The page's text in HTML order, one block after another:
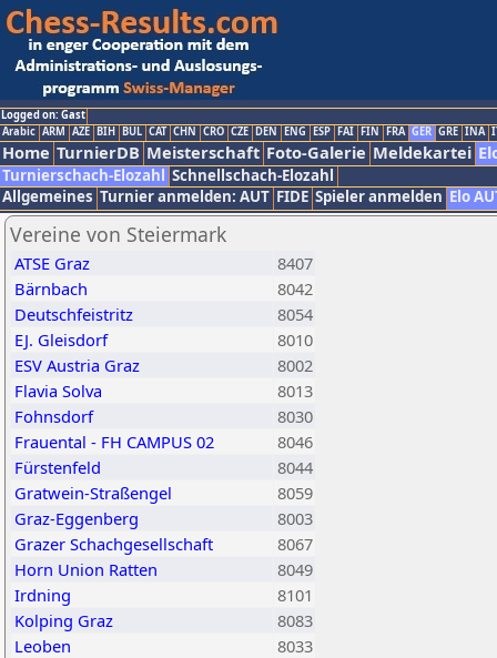
Logged on: Gast
Arabic ARM AZE BIH BUL CAT CHN CRO CZE DEN ENG ESP FAI FIN FRA GER GRE INA
Home TurnierDB Meisterschaft Foto-Galerie Meldekartei
Turnierschach-Elozahl Schnellschach-Elozahl
Allgemeines Turnier anmelden: AUT FIDE Spieler anmelden Elo
Vereine von Steiermark
ATSE Graz
8407
Bärnbach
8042
Deutschfeistritz
8054
EJ. Gleisdorf
8010
ESV Austria Graz
8002
Flavia Solva
8013
Fohnsdorf
8030
Frauental - FH CAMPUS 02
8046
Fürstenfeld
8044
Gratwein-Straßengel
8059
Graz-Eggenberg
8003
Grazer Schachgesellschaft
8067
Horn Union Ratten
8049
Irdning
8101
Kolping Graz
8083
Leoben
8033